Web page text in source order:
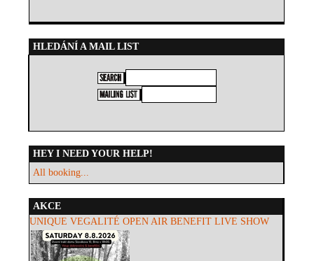
HLEDÁNÍ A MAIL LIST
HEY I NEED YOUR HELP!
All booking...
AKCE
UNIQUE VEGALITÉ OPEN AIR BENEFIT LIVE SHOW